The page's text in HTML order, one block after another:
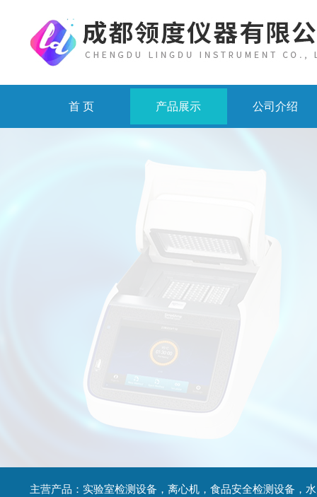
首 页 产品展示 公司介绍